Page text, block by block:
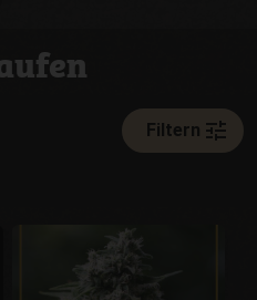
Filtern tune